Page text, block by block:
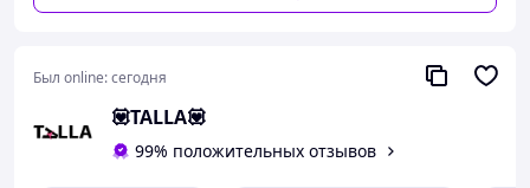
Был online:сегодня
💟TALLA💟
99% положительных отзывов